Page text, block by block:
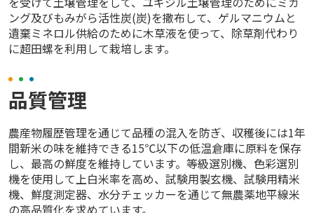
ング及びもみがら活性炭(炭)を撒布して、ゲルマニウムと
遺棄ミネロル供給のために木草液を使って、除草剤代わり
に超田螺を利用して栽培します。
品質管理
農産物履歴管理を通じて品種の混入を防ぎ、収穫後には1年
間新米の味を維持できる15℃以下の低温倉庫に原料を保存
し、最高の鮮度を維持しています。等級選別機、色彩選別
機を使用して上白米率を高め、試験用製玄機、試験用精米
機、鮮度測定器、水分チェッカーを通じて無農薬地平線米
の高品質化を求めています。